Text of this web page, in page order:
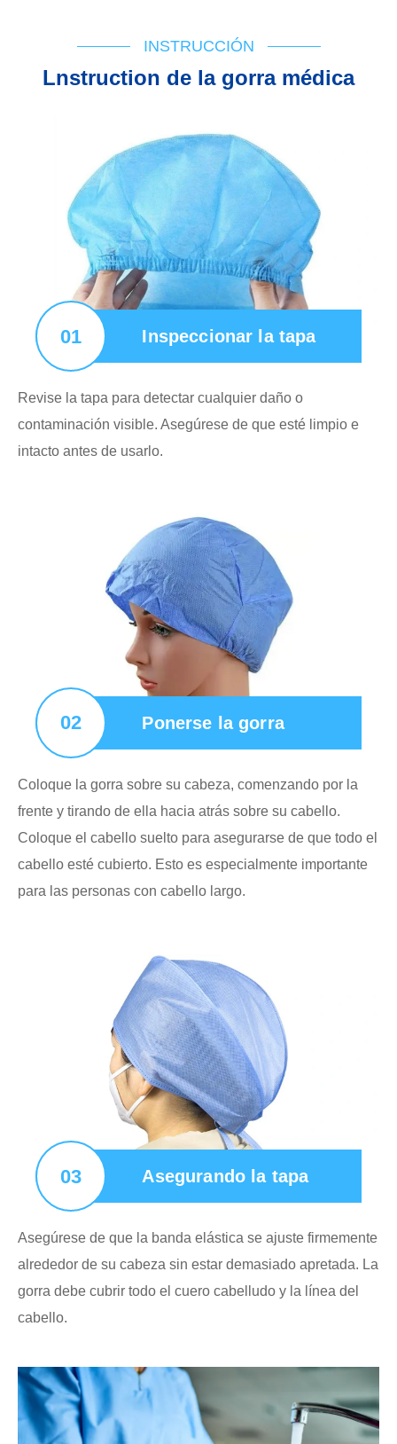
INSTRUCCIÓN
Lnstruction de la gorra médica
01 Inspeccionar la tapa
Revise la tapa para detectar cualquier daño o
contaminación visible. Asegúrese de que esté limpio e
intacto antes de usarlo.
02 Ponerse la gorra
Coloque la gorra sobre su cabeza, comenzando por la
frente y tirando de ella hacia atrás sobre su cabello.
Coloque el cabello suelto para asegurarse de que todo el
cabello esté cubierto. Esto es especialmente importante
para las personas con cabello largo.
03 Asegurando la tapa
Asegúrese de que la banda elástica se ajuste firmemente
alrededor de su cabeza sin estar demasiado apretada. La
gorra debe cubrir todo el cuero cabelludo y la línea del
cabello.